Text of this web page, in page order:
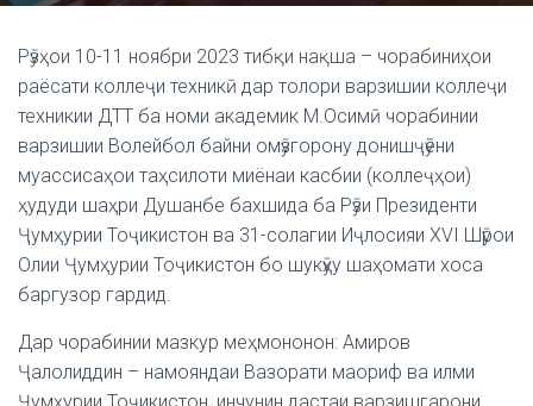
Рӯзҳои 10-11 ноябри 2023 тибқи нақша – чорабиниҳои
раёсати коллеҷи техникӣ дар толори варзишии коллеҷи
техникии ДТТ ба номи академик М.Осимӣ чорабинии
варзишии Волейбол байни омӯзгорону донишҷӯёни
муассисаҳои таҳсилоти миёнаи касбии (коллеҷҳои)
ҳудуди шаҳри Душанбе бахшида ба Рӯзи Президенти
Ҷумҳурии Тоҷикистон ва 31-солагии Иҷлосияи XVI Шӯрои
Олии Ҷумҳурии Тоҷикистон бо шукӯҳу шаҳомати хоса
баргузор гардид.
Дар чорабинии мазкур меҳмононон: Амиров
Ҷалолиддин – намояндаи Вазорати маориф ва илми